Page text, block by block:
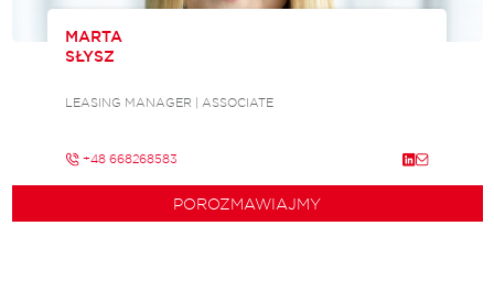
MARTA
SŁYSZ
LEASING MANAGER | ASSOCIATE
+48 668268583
POROZMAWIAJMY